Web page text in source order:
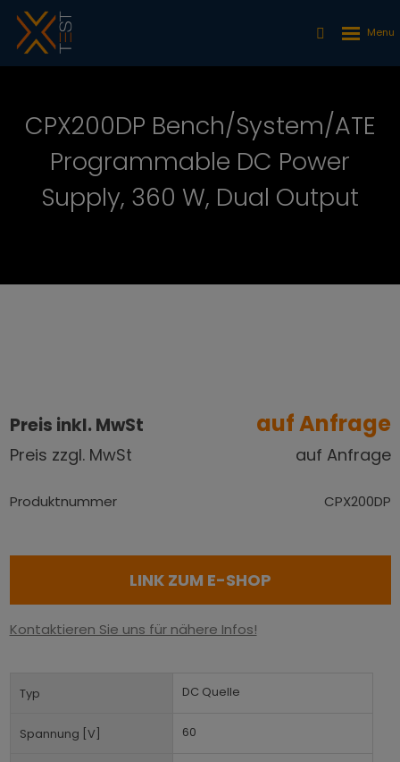
CPX200DP Bench/System/ATE
Programmable DC Power
Supply, 360 W, Dual Output
Preis inkl. MwSt auf Anfrage
Preis zzgl. MwSt auf Anfrage
Produktnummer CPX200DP
LINK ZUM E-SHOP
Kontaktieren Sie uns für nähere Infos!
Typ DC Quelle
Spannung [V] 60